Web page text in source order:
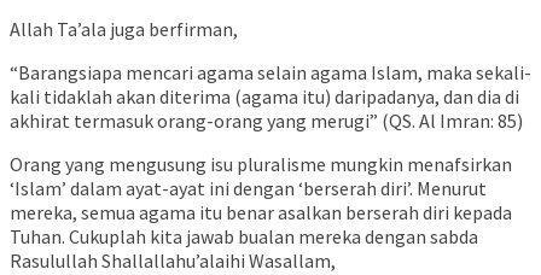
Allah Ta’ala juga berfirman,
“Barangsiapa mencari agama selain agama Islam, maka sekali-
kali tidaklah akan diterima (agama itu) daripadanya, dan dia di
akhirat termasuk orang-orang yang merugi” (QS. Al Imran: 85)
Orang yang mengusung isu pluralisme mungkin menafsirkan
‘Islam’ dalam ayat-ayat ini dengan ‘berserah diri’. Menurut
mereka, semua agama itu benar asalkan berserah diri kepada
Tuhan. Cukuplah kita jawab bualan mereka dengan sabda
Rasulullah Shallallahu’alaihi Wasallam,